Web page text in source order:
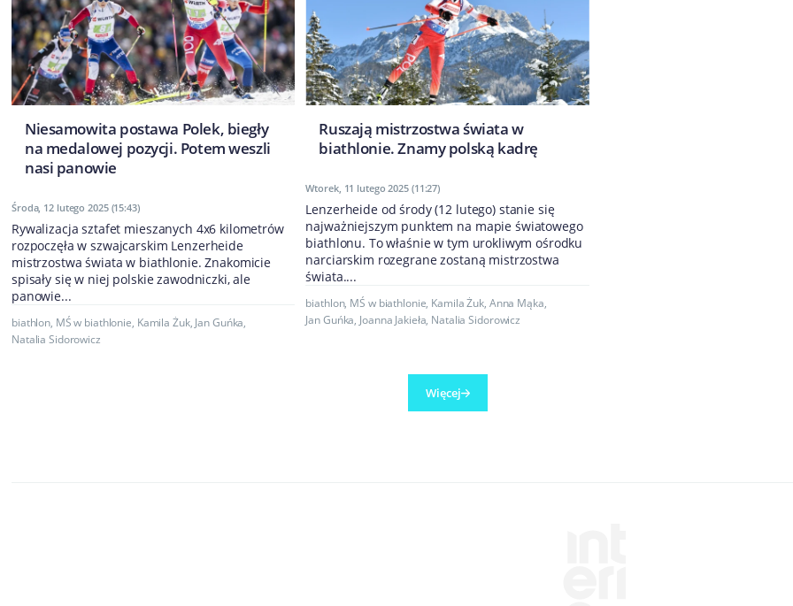
Niesamowita postawa Polek, biegły
na medalowej pozycji. Potem weszli
nasi panowie
Środa, 12 lutego 2025 (15:43)
Rywalizacja sztafet mieszanych 4x6 kilometrów
rozpoczęła w szwajcarskim Lenzerheide
mistrzostwa świata w biathlonie. Znakomicie
spisały się w niej polskie zawodniczki, ale
panowie...
biathlon, MŚ w biathlonie, Kamila Żuk, Jan Guńka,
Natalia Sidorowicz
Ruszają mistrzostwa świata w
biathlonie. Znamy polską kadrę
Wtorek, 11 lutego 2025 (11:27)
Lenzerheide od środy (12 lutego) stanie się
najważniejszym punktem na mapie światowego
biathlonu. To właśnie w tym urokliwym ośrodku
narciarskim rozegrane zostaną mistrzostwa
świata....
biathlon, MŚ w biathlonie, Kamila Żuk, Anna Mąka,
Jan Guńka, Joanna Jakieła, Natalia Sidorowicz
Więcej